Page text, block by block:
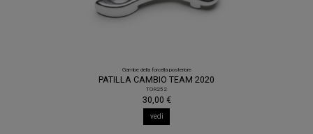
Gambe della forcella posteriore
PATILLA CAMBIO TEAM 2020
TOR252
30,00 €
vedi